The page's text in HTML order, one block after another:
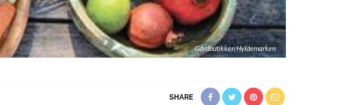
Gårdbutikken Hyldemarken
SHARE